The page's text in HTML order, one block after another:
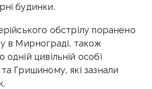
будинки.
обстрілу поранено
в Мирнограді, також
цивільній особі
Гришиному, які зазнали